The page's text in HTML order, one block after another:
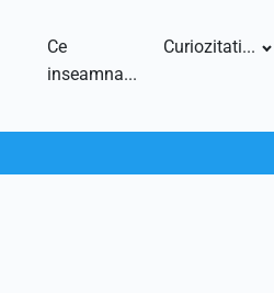
Ce
inseamna...
Curiozitati...